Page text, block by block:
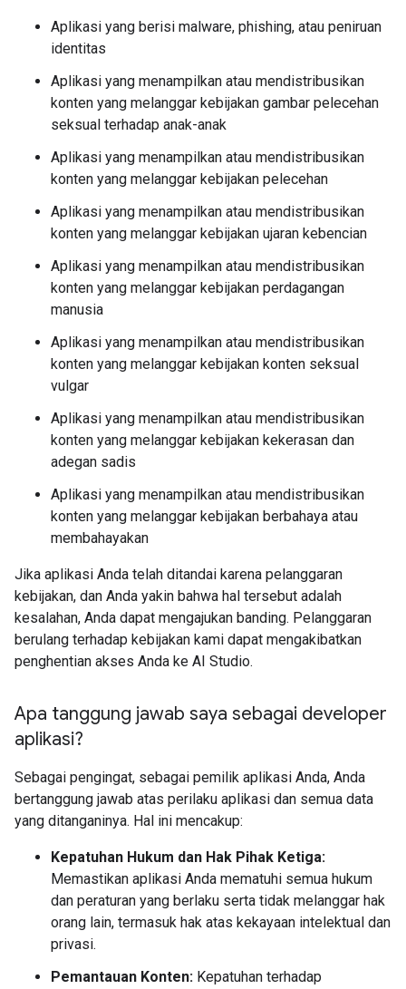
Aplikasi yang berisi malware, phishing, atau peniruan
identitas
Aplikasi yang menampilkan atau mendistribusikan
konten yang melanggar kebijakan gambar pelecehan
seksual terhadap anak-anak
Aplikasi yang menampilkan atau mendistribusikan
konten yang melanggar kebijakan pelecehan
Aplikasi yang menampilkan atau mendistribusikan
konten yang melanggar kebijakan ujaran kebencian
Aplikasi yang menampilkan atau mendistribusikan
konten yang melanggar kebijakan perdagangan
manusia
Aplikasi yang menampilkan atau mendistribusikan
konten yang melanggar kebijakan konten seksual
vulgar
Aplikasi yang menampilkan atau mendistribusikan
konten yang melanggar kebijakan kekerasan dan
adegan sadis
Aplikasi yang menampilkan atau mendistribusikan
konten yang melanggar kebijakan berbahaya atau
membahayakan
Jika aplikasi Anda telah ditandai karena pelanggaran
kebijakan, dan Anda yakin bahwa hal tersebut adalah
kesalahan, Anda dapat mengajukan banding. Pelanggaran
berulang terhadap kebijakan kami dapat mengakibatkan
penghentian akses Anda ke AI Studio.
Apa tanggung jawab saya sebagai developer
aplikasi?
Sebagai pengingat, sebagai pemilik aplikasi Anda, Anda
bertanggung jawab atas perilaku aplikasi dan semua data
yang ditanganinya. Hal ini mencakup:
Kepatuhan Hukum dan Hak Pihak Ketiga:
Memastikan aplikasi Anda mematuhi semua hukum
dan peraturan yang berlaku serta tidak melanggar hak
orang lain, termasuk hak atas kekayaan intelektual dan
privasi.
Pemantauan Konten: Kepatuhan terhadap